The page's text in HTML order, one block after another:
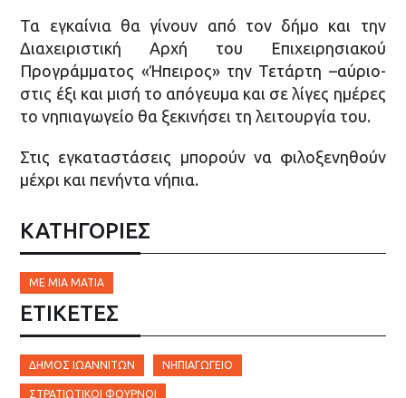
Τα εγκαίνια θα γίνουν από τον δήμο και την
Διαχειριστική Αρχή του Επιχειρησιακού
Προγράμματος «Ήπειρος» την Τετάρτη –αύριο-
στις έξι και μισή το απόγευμα και σε λίγες ημέρες
το νηπιαγωγείο θα ξεκινήσει τη λειτουργία του.
Στις εγκαταστάσεις μπορούν να φιλοξενηθούν
μέχρι και πενήντα νήπια.
ΚΑΤΗΓΟΡΙΕΣ
ΜΕ ΜΙΑ ΜΑΤΙΆ
ΕΤΙΚΈΤΕΣ
ΔΉΜΟΣ ΙΩΑΝΝΙΤΏΝ ΝΗΠΙΑΓΩΓΕΊΟ
ΣΤΡΑΤΙΩΤΙΚΟΊ ΦΟΎΡΝΟΙ